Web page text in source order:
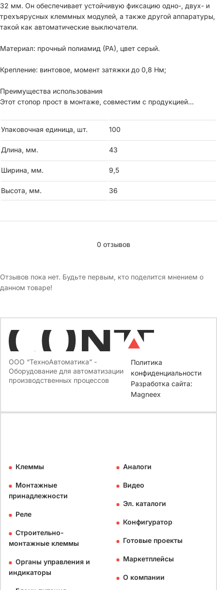
32 мм. Он обеспечивает устойчивую фиксацию одно-, двух- и
трехъярусных клеммных модулей, а также другой аппаратуры,
такой как автоматические выключатели.
Материал: прочный полиамид (PA), цвет серый.
Крепление: винтовое, момент затяжки до 0,8 Нм;
Преимущества использования
Этот стопор прост в монтаже, совместим с продукцией
оборудования в промышленных и бытовых установках.
Упаковочная единица, шт. 100
Длина, мм. 43
Ширина, мм. 9,5
Высота, мм. 36
0 отзывов
Отзывов пока нет. Будьте первым, кто поделится мнением о
данном товаре!
ООО “ТехноАвтоматика” -
Оборудование для автоматизации
производственных процессов
Политика
конфиденциальности
Разработка сайта:
Magneex
Клеммы
Монтажные
принадлежности
Реле
Строительно-
монтажные клеммы
Органы управления и
индикаторы
Аналоги
Видео
Эл. каталоги
Конфигуратор
Готовые проекты
Маркетплейсы
О компании